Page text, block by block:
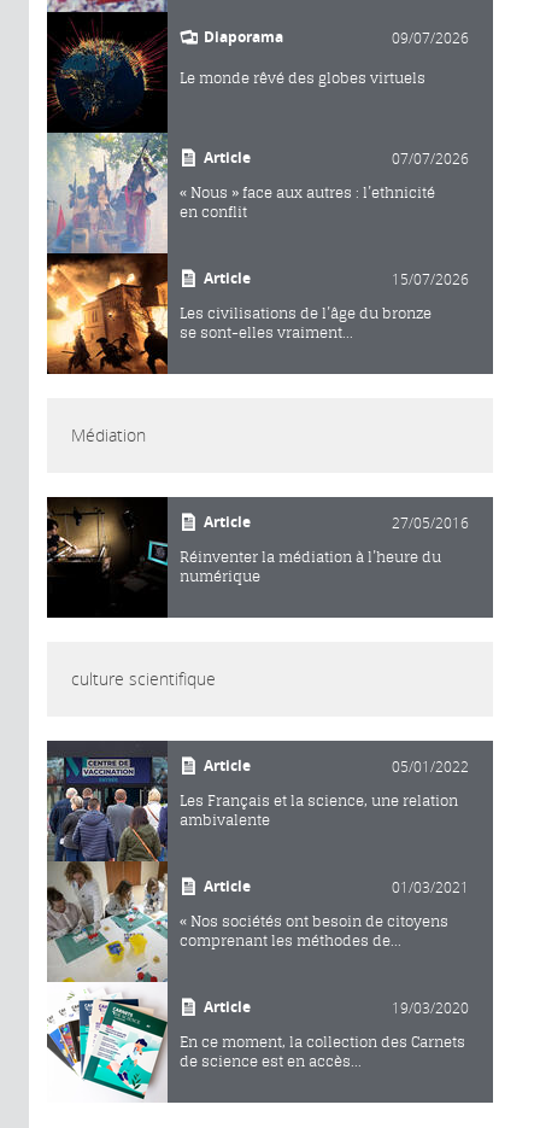
Diaporama 09/07/2026
Le monde rêvé des globes virtuels
Article 07/07/2026
« Nous » face aux autres : l’ethnicité
en conflit
Article 15/07/2026
Les civilisations de l’âge du bronze
se sont-elles vraiment...
Médiation
Article 27/05/2016
Réinventer la médiation à l’heure du
numérique
culture scientifique
Article 05/01/2022
Les Français et la science, une relation
ambivalente
Article 01/03/2021
« Nos sociétés ont besoin de citoyens
comprenant les méthodes de...
Article 19/03/2020
En ce moment, la collection des Carnets
de science est en accès...